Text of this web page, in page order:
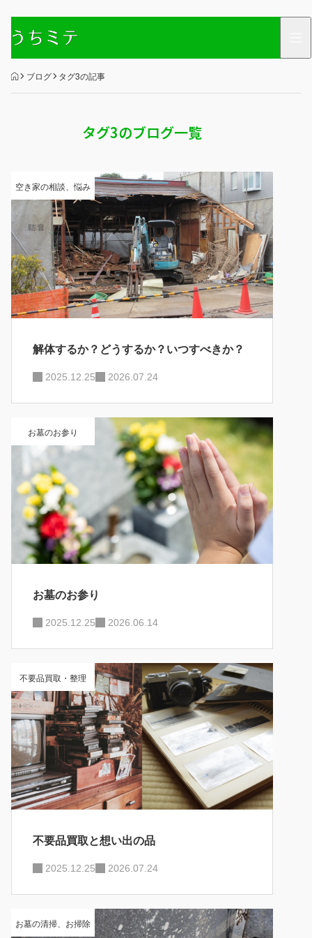
HOME
ブログ タグ3の記事
タグ3のブログ一覧
空き家の相談、悩み
解体するか？どうするか？いつすべきか？
2025.12.25 2026.07.24
お墓のお参り
お墓のお参り
2025.12.25 2026.06.14
不要品買取・整理
不要品買取と想い出の品
2025.12.25 2026.07.24
お墓の清掃、お掃除